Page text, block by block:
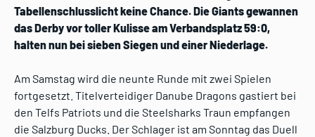
Tabellenschlusslicht keine Chance. Die Giants gewannen
das Derby vor toller Kulisse am Verbandsplatz 59:0,
halten nun bei sieben Siegen und einer Niederlage.
Am Samstag wird die neunte Runde mit zwei Spielen
fortgesetzt. Titelverteidiger Danube Dragons gastiert bei
den Telfs Patriots und die Steelsharks Traun empfangen
die Salzburg Ducks. Der Schlager ist am Sonntag das Duell